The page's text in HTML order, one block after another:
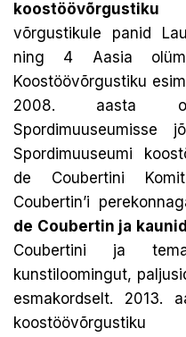
koostöövõrgustiku
võrgustikule panid
ning 4 Aasia
Koostöövõrgustiku
2008. aasta
Spordimuuseumisse
Spordimuuseumi
de Coubertini
Coubertin’i
de Coubertin ja
Coubertini ja
kunstiloomingut,
esmakordselt. 2013.